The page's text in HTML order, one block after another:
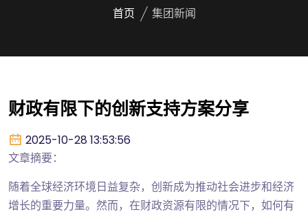
首页 集团新闻
财政有限下的创新支持方案分享
2025-10-28 13:53:56
文章摘要：
随着全球经济环境日益复杂，创新成为推动社会进步和经济
增长的重要力量。然而，在财政资源有限的情况下，如何有